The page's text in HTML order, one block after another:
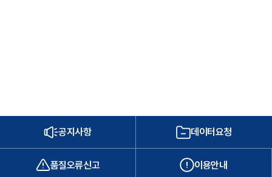
공지사항 데이터요청
품질오류신고 이용안내